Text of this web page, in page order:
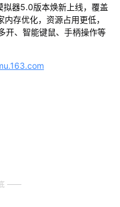
器5.0版本焕新上线，覆盖
存优化，资源占用更低，
开、智能键鼠、手柄操作等